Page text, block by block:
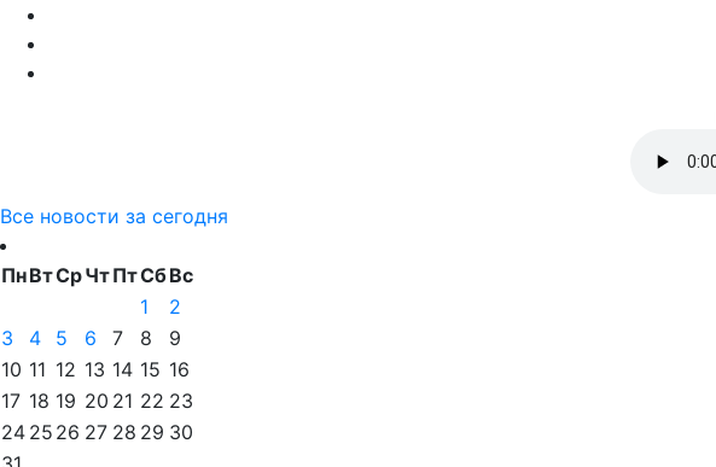
Все новости за сегодня
ПнВтСрЧтПтСбВс
1
2
3
4 5 6 7 8
9
10 11 12 13 14 15 16
17 18 19 20 21 22 23
24 25 26 27 28 29 30